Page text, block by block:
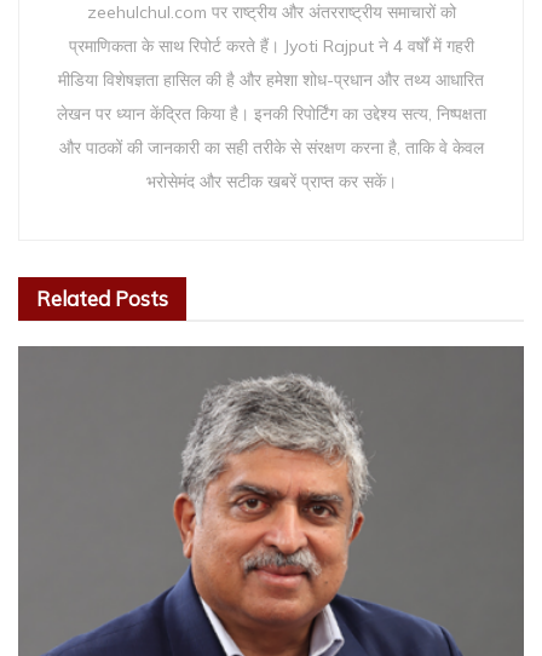
zeehulchul.com पर राष्ट्रीय और अंतरराष्ट्रीय समाचारों को
प्रमाणिकता के साथ रिपोर्ट करते हैं। Jyoti Rajput ने 4 वर्षों में गहरी
मीडिया विशेषज्ञता हासिल की है और हमेशा शोध-प्रधान और तथ्य आधारित
लेखन पर ध्यान केंद्रित किया है। इनकी रिपोर्टिंग का उद्देश्य सत्य, निष्पक्षता
और पाठकों की जानकारी का सही तरीके से संरक्षण करना है, ताकि वे केवल
भरोसेमंद और सटीक खबरें प्राप्त कर सकें।
Related Posts